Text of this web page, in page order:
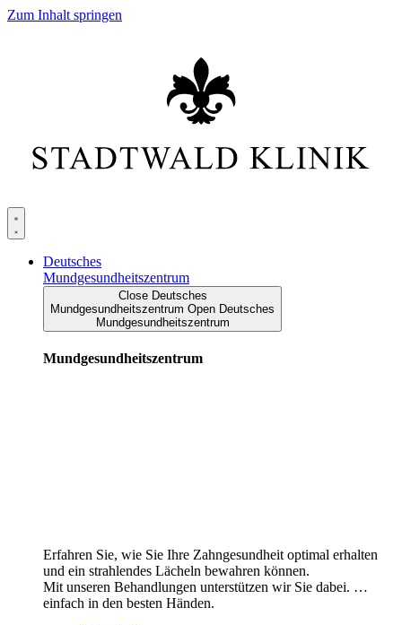
Zum Inhalt springen
Deutsches
Mundgesundheitszentrum
Close Deutsches
Mundgesundheitszentrum Open Deutsches
Mundgesundheitszentrum
Mundgesundheitszentrum
Erfahren Sie, wie Sie Ihre Zahngesundheit optimal erhalten
und ein strahlendes Lächeln bewahren können.
Mit unseren Behandlungen unterstützen wir Sie dabei. …
einfach in den besten Händen.